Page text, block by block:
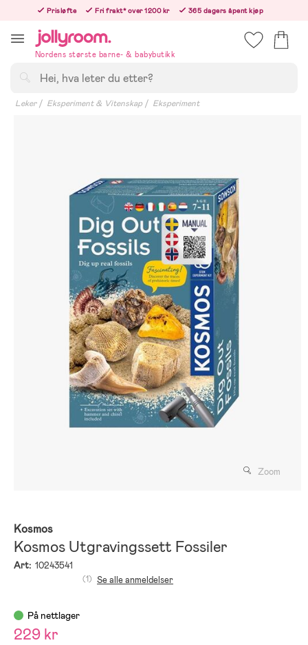
innehållet
Prisløfte Fri frakt* over 1200 kr
365 dagers åpent kjøp
Nordens største barne- & babybutikk
Leker Eksperiment & Vitenskap Eksperiment
Zoom
Kosmos
Kosmos Utgravingssett Fossiler
Art: 10243541
(1) Se alle anmeldelser
På nettlager
229 kr